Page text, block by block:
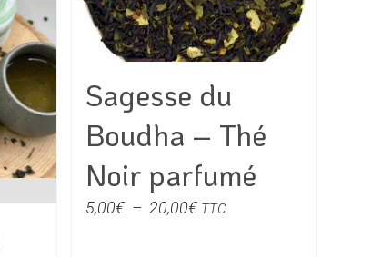
peuvent
être
choisies
sur
page
du
produit
Sagesse du
Boudha – Thé
Noir parfumé
5,00€ – 20,00€Plage
TTC